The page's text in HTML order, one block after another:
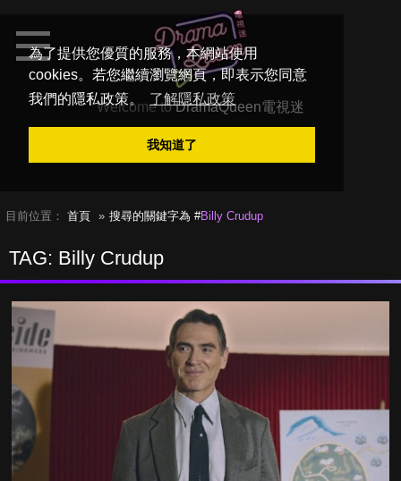
為了提供您優質的服務，本網站使用
cookies。若您繼續瀏覽網頁，即表示您同意
我們的隱私政策。
了解隱私政策
我知道了
Welcome toDramaQueen電視迷
目前位置： 首頁 搜尋的關鍵字為 #Billy Crudup
TAG: Billy Crudup